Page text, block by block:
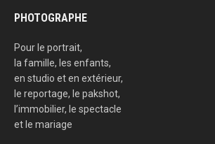
PHOTOGRAPHE
Pour le portrait,
la famille, les enfants,
en studio et en extérieur,
le reportage, le pakshot,
l’immobilier, le spectacle
et le mariage